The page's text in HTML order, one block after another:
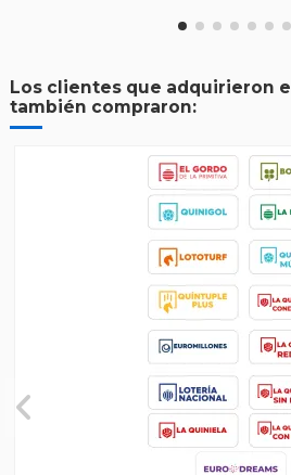
Los clientes que adquirieron
también compraron: